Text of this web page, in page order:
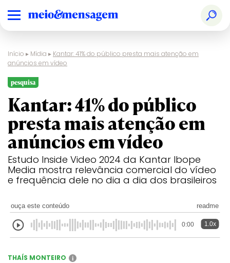
Início ▸ Mídia ▸ Kantar: 41% do público presta mais atenção em
anúncios em vídeo
pesquisa
Kantar: 41% do público
presta mais atenção em
anúncios em vídeo
Estudo Inside Video 2024 da Kantar Ibope
Media mostra relevância comercial do vídeo
e frequência dele no dia a dia dos brasileiros
ouça este conteúdo readme
0:00 1.0x
THAÍS MONTEIRO i